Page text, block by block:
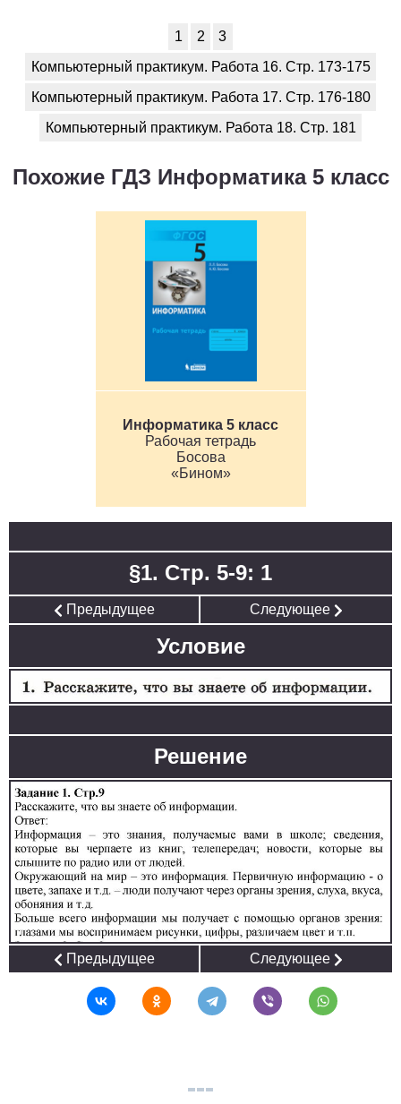
1 2
3
Компьютерный практикум. Работа 16. Стр. 173-175
Компьютерный практикум. Работа 17. Стр. 176-180
Компьютерный практикум. Работа 18. Стр. 181
Похожие ГДЗ Информатика 5 класс
Информатика 5 класс
Рабочая тетрадь
Босова
«Бином»
§1. Стр. 5-9: 1
Предыдущее Следующее
Условие
Решение
Предыдущее Следующее